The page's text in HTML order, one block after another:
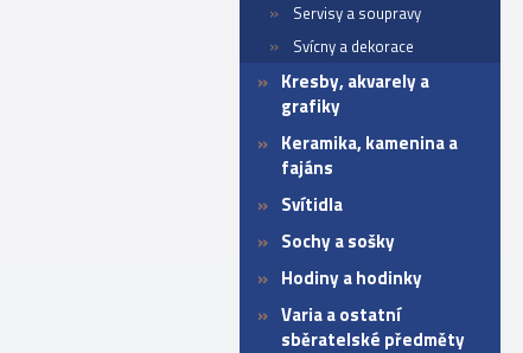
Servisy a soupravy
Svícny a dekorace
Kresby, akvarely a
grafiky
Keramika, kamenina a
fajáns
Svítidla
Sochy a sošky
Hodiny a hodinky
Varia a ostatní
sběratelské předměty